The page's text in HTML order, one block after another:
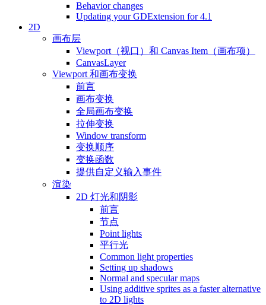
Behavior changes
Updating your GDExtension for 4.1
2D
画布层
Viewport（视口）和 Canvas Item（画布项）
CanvasLayer
Viewport 和画布变换
前言
画布变换
全局画布变换
拉伸变换
Window transform
变换顺序
变换函数
提供自定义输入事件
渲染
2D 灯光和阴影
前言
节点
Point lights
平行光
Common light properties
Setting up shadows
Normal and specular maps
Using additive sprites as a faster alternative
to 2D lights